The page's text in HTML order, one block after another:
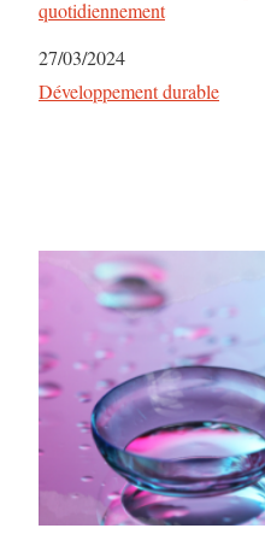
quotidiennement
Date
27/03/2024
Par rapport à
Développement durable